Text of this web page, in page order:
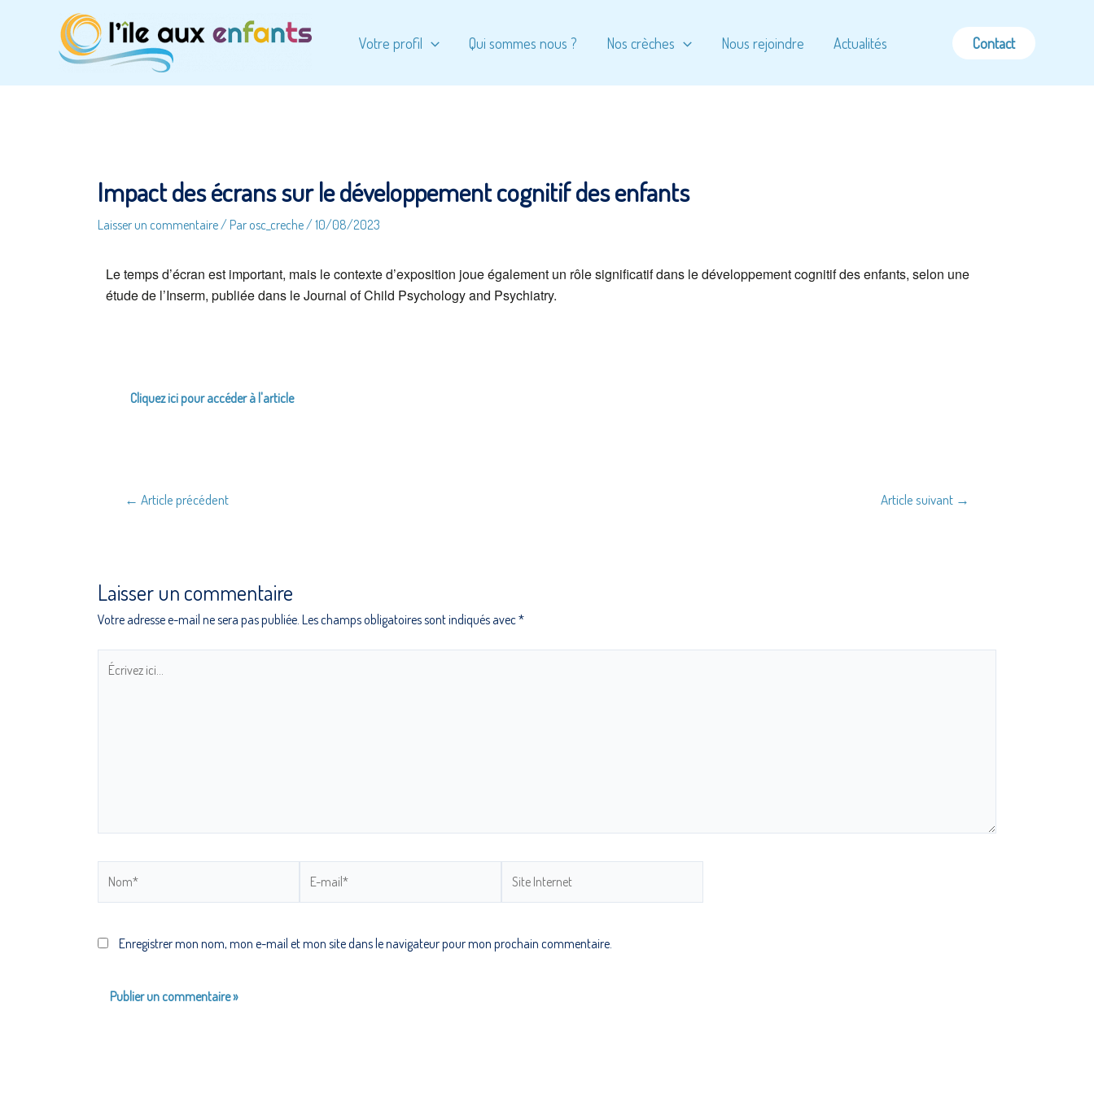
Votre profil Qui sommes nous ? Nos crèches Nous rejoindre Actualités Contact
Impact des écrans sur le développement cognitif des enfants
Laisser un commentaire/ Par osc_creche/10/08/2023
Le temps d’écran est important, mais le contexte d’exposition joue également un rôle significatif dans le développement cognitif des enfants, selon une
étude de l’Inserm, publiée dans le Journal of Child Psychology and Psychiatry.
Cliquez ici pour accéder à l'article
← Article précédent Article suivant →
Laisser un commentaire
Votre adresse e-mail ne sera pas publiée. Les champs obligatoires sont indiqués avec*
Enregistrer mon nom, mon e-mail et mon site dans le navigateur pour mon prochain commentaire.